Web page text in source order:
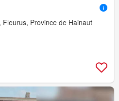
Province de Hainaut